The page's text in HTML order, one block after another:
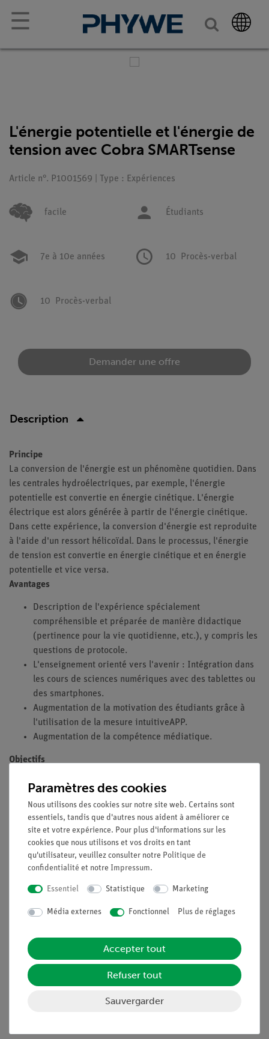
☰
L'énergie potentielle et l'énergie de
tension avec Cobra SMARTsense
Article n°. P1001569 | Type : Expériences
facile Étudiants
7e à 10e années 10 Procès-verbal
10 Procès-verbal
Demander une offre
Description
Principe
La conversion de l'énergie est un phénomène quotidien. Dans
les centrales hydroélectriques, par exemple, l'énergie
potentielle est convertie en énergie cinétique. L'énergie
électrique est alors générée à partir de l'énergie cinétique.
Dans cette expérience, la conversion d'énergie est reproduite
à l'aide d'un ressort hélicoïdal. Dans le processus, l'énergie
de tension est convertie en énergie cinétique et en énergie
potentielle et vice versa.
Avantages
Description de l'expérience spécialement
compréhensible et préparée de manière didactique
(pertinence pour la vie quotidienne, etc.), y compris les
questions de protocole.
L'enseignement orienté vers l'avenir : Intégration dans
les cours de sciences numériques avec des tablettes ou
des smartphones.
Augmentation de la motivation des étudiants grâce à
l'utilisation de la mesure intuitiveAPP.
Augmentation de la compétence médiatique.
Objectifs
observez quelle force est nécessaire pour soulever une
ressort hélicoïdal.
Attacher une masse sur un ressort hélicoïdal et la laisser
"tomber" sur le ressort. Observez le processus et
décrivez-le en utilisant le terme d'énergie.
Déterminer l'énergie contenue dans un ressort tendu en
utilisant la loi de l'énergie.
Objectifs d'apprentissage
Ceci est examiné de manière exemplaire avec le cas de
l'énergie de tension, de l'énergie cinétique et de l'énergie
potentielle d'un ressort hélicoïdal.
Paramètres des cookies
Nous utilisons des cookies sur notre site web. Certains sont
essentiels, tandis que d'autres nous aident à améliorer ce
site et votre expérience. Pour plus d'informations sur les
cookies que nous utilisons et vos droits en tant
qu'utilisateur, veuillez consulter notre Politique de
confidentialité et notre Impressum.
Essentiel Statistique Marketing
Média externes Fonctionnel Plus de réglages
Accepter tout
Refuser tout
Sauvergarder